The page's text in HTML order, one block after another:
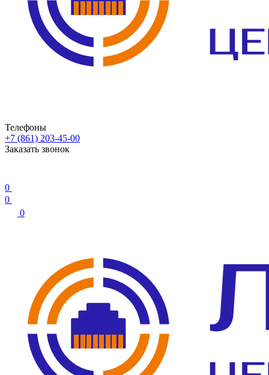
Телефоны
+7 (861) 203-45-00
Заказать звонок
0
0
0